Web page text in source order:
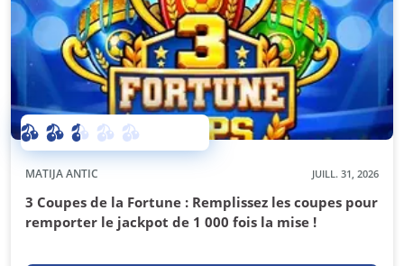
MATIJA ANTIC JUILL. 31, 2026
3 Coupes de la Fortune : Remplissez les coupes pour
remporter le jackpot de 1 000 fois la mise !